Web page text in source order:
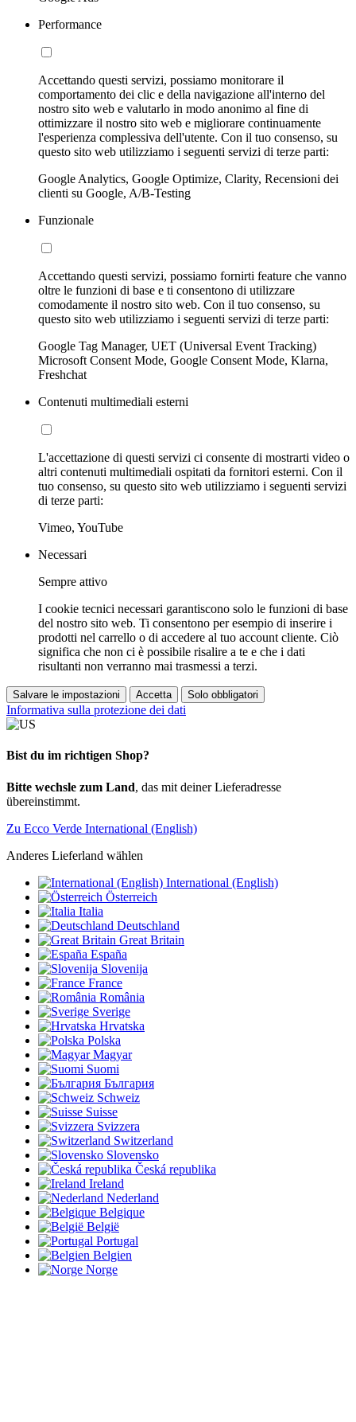
Performance
Accettando questi servizi, possiamo monitorare il
comportamento dei clic e della navigazione all'interno del
nostro sito web e valutarlo in modo anonimo al fine di
ottimizzare il nostro sito web e migliorare continuamente
l'esperienza complessiva dell'utente. Con il tuo consenso, su
questo sito web utilizziamo i seguenti servizi di terze parti:
Google Analytics, Google Optimize, Clarity, Recensioni dei
clienti su Google, A/B-Testing
Funzionale
Accettando questi servizi, possiamo fornirti feature che vanno
oltre le funzioni di base e ti consentono di utilizzare
comodamente il nostro sito web. Con il tuo consenso, su
questo sito web utilizziamo i seguenti servizi di terze parti:
Google Tag Manager, UET (Universal Event Tracking)
Microsoft Consent Mode, Google Consent Mode, Klarna,
Freshchat
Contenuti multimediali esterni
L'accettazione di questi servizi ci consente di mostrarti video o
altri contenuti multimediali ospitati da fornitori esterni. Con il
tuo consenso, su questo sito web utilizziamo i seguenti servizi
di terze parti:
Vimeo, YouTube
Necessari
Sempre attivo
I cookie tecnici necessari garantiscono solo le funzioni di base
del nostro sito web. Ti consentono per esempio di inserire i
prodotti nel carrello o di accedere al tuo account cliente. Ciò
significa che non ci è possibile risalire a te e che i dati
risultanti non verranno mai trasmessi a terzi.
Salvare le impostazioni Accetta Solo obbligatori
Informativa sulla protezione dei dati
Bist du im richtigen Shop?
Bitte wechsle zum Land, das mit deiner Lieferadresse
übereinstimmt.
Zu Ecco Verde International (English)
Anderes Lieferland wählen
International (English)
Österreich
Italia
Deutschland
Great Britain
España
Slovenija
France
România
Sverige
Hrvatska
Polska
Magyar
Suomi
България
Schweiz
Suisse
Svizzera
Switzerland
Slovensko
Česká republika
Ireland
Nederland
Belgique
België
Portugal
Belgien
Norge